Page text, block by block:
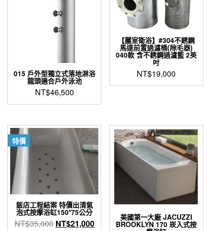
015 戶外型獨立式落地淋浴
龍頭適合戶外泳池
NT$46,500
【麗室衛浴】#304不銹鋼
馬達前置過濾桶(除毛器)
040款 含不銹鋼過濾籃 2英
吋
NT$19,000
特價
飯店工程結案 特價出清氣
泡式按摩浴缸150*75公分
NT$35,000 原
NT$21,000目
美國第一大廠 JACUZZI
BROOKLYN 170 崁入式按